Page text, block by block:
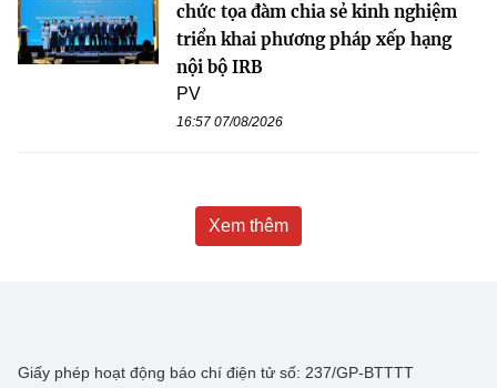
chức tọa đàm chia sẻ kinh nghiệm
triển khai phương pháp xếp hạng
nội bộ IRB
PV
16:57 07/08/2026
Xem thêm
Giấy phép hoạt động báo chí điện tử số: 237/GP-BTTTT